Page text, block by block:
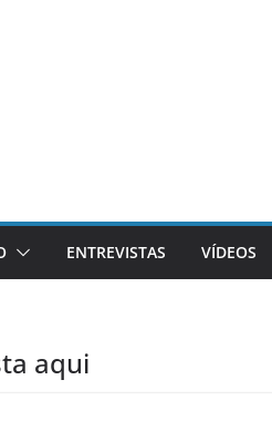
ENTREVISTAS VÍDEOS
aqui